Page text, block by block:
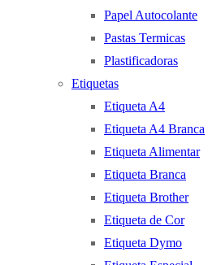
Papel Autocolante
Pastas Termicas
Plastificadoras
Etiquetas
Etiqueta A4
Etiqueta A4 Branca
Etiqueta Alimentar
Etiqueta Branca
Etiqueta Brother
Etiqueta de Cor
Etiqueta Dymo